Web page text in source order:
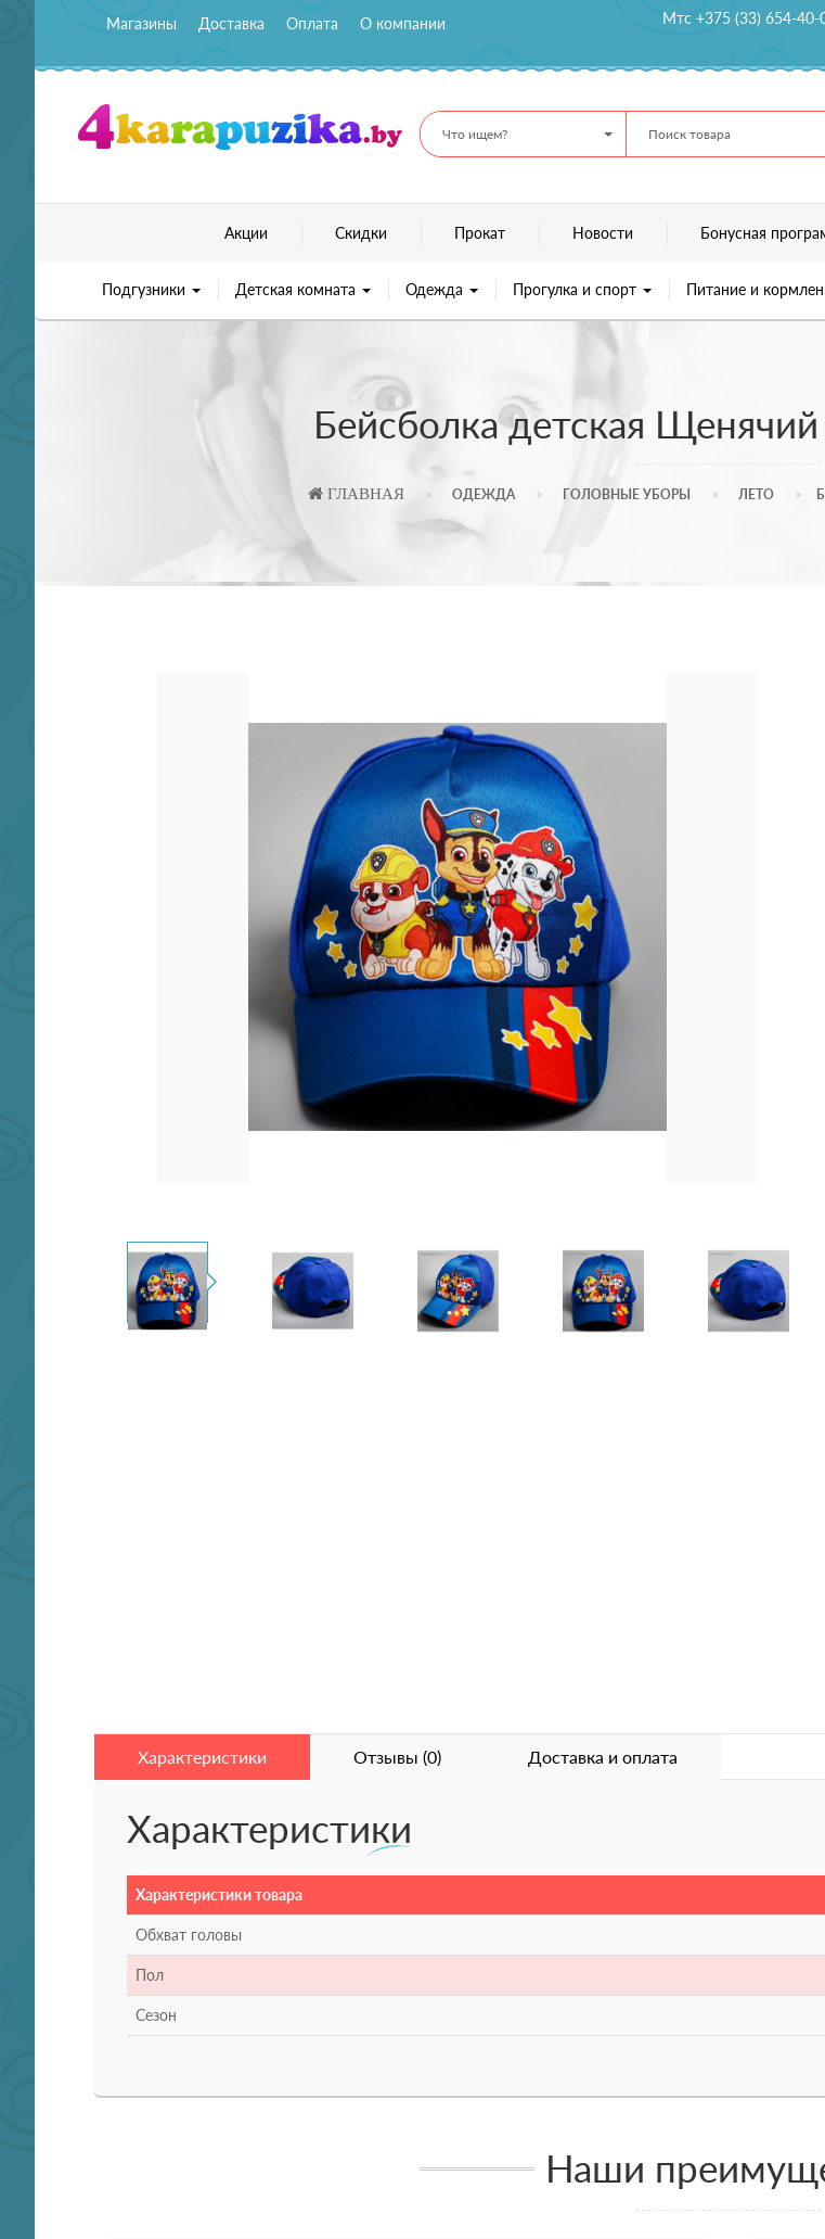
Магазины Доставка Оплата О компании Мтс +375 (33) 654-40-
Что ищем?
Акции Скидки Прокат Новости Бонусная
Подгузники Детская комната Одежда Прогулка и спорт Питание и
Бейсболка детская
ГЛАВНАЯ ОДЕЖДА ГОЛОВНЫЕ УБОРЫ ЛЕТО
Характеристики Отзывы (0) Доставка и оплата
Характеристики
Характеристики товара
Обхват головы
Пол
Сезон
Наши